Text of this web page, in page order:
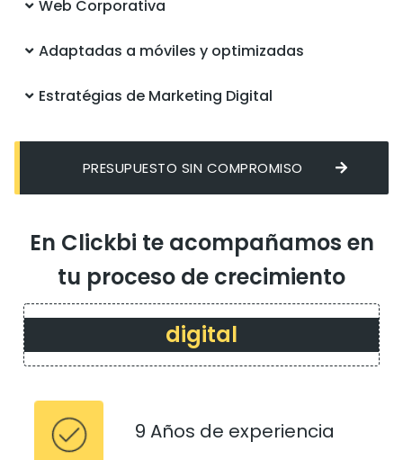
Web Corporativa
Adaptadas a móviles y optimizadas
Estratégias de Marketing Digital
PRESUPUESTO SIN COMPROMISO
En Clickbi te acompañamos en
tu proceso de crecimiento
digital
9 Años de experiencia
Conozco y acepto la